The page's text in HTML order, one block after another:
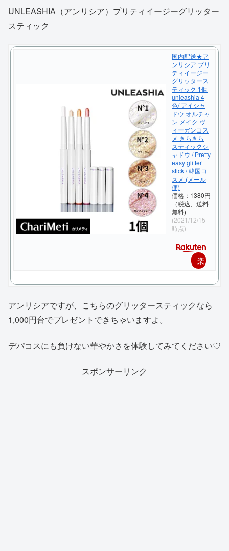
UNLEASHIA（アンリシア）プリティイージーグリッター
スティック
国内配送★ア
ンリシア プリ
ティイージー
グリッタース
ティック 1個
unleashia 4
色/ アイシャ
ドウ オルチャ
ン メイク ヴ
ィーガンコス
メ きらきら
スティックシ
ャドウ / Pretty
easy glitter
stick / 韓国コ
スメ (メール
便)
価格：1380円
（税込、送料
無料)
(2021/12/15
時点)
楽
購
アンリシアですが、こちらのグリッタースティックなら
1,000円台でプレゼントできちゃいますよ。
デパコスにも負けない華やかさを体験してみてください♡
スポンサーリンク